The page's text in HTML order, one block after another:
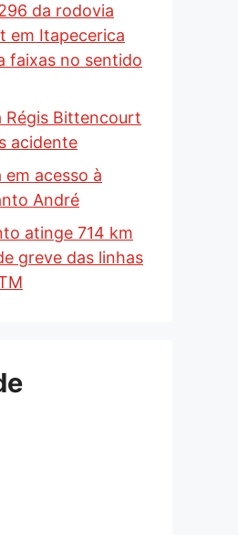
da rodovia
em Itapecerica
faixas no sentido
Régis Bittencourt
acidente
acesso à
André
atinge 714 km
greve das linhas